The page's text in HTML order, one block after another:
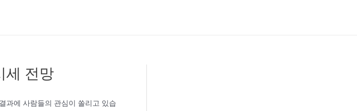
세 전망
과에 사람들의 관심이 쏠리고 있습